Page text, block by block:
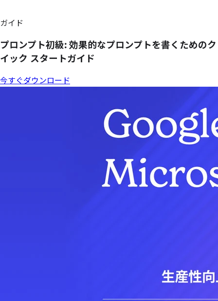
ガイド
プロンプト初級: 効果的なプロンプトを書く ためのク
イック スタートガイド
今すぐダウンロード